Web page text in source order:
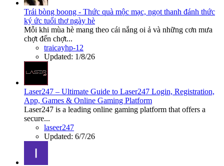
Trái bòng boong - Thức quà mộc mạc, ngọt thanh đánh thức
ký ức tuổi thơ ngày hè
Mỗi khi mùa hè mang theo cái nắng oi ả và những cơn mưa
chợt đến chợt...
traicayhp-12
Updated: 1/8/26
Laser247 – Ultimate Guide to Laser247 Login, Registration,
App, Games & Online Gaming Platform
Laser247 is a leading online gaming platform that offers a
secure...
laseer247
Updated: 6/7/26